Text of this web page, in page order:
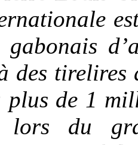
des
plus de 1
lors du